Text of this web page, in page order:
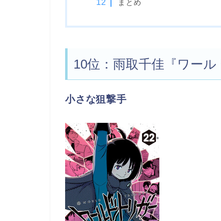
まとめ
10位：雨取千佳『ワール
小さな狙撃手